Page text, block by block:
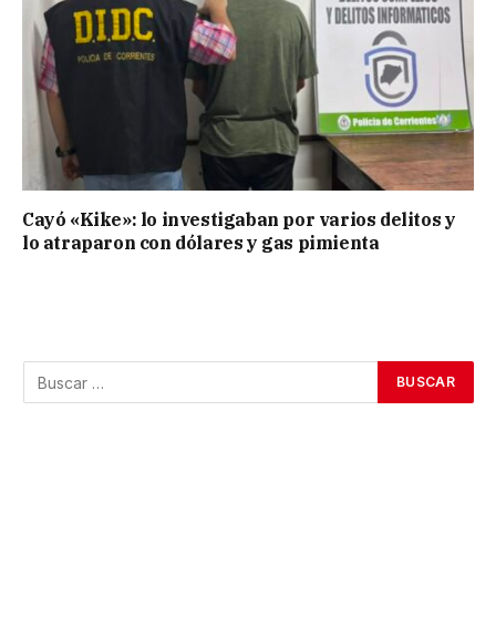
Cayó «Kike»: lo investigaban por varios delitos y
lo atraparon con dólares y gas pimienta